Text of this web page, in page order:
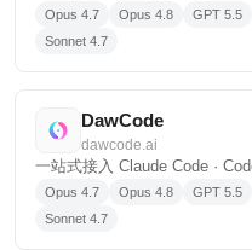
Opus 4.7 Opus 4.8 GPT 5.5
Sonnet 4.7
DawCode
dawcode.ai
一站式接入 Claude Code ·
Opus 4.7 Opus 4.8 GPT 5.5
Sonnet 4.7